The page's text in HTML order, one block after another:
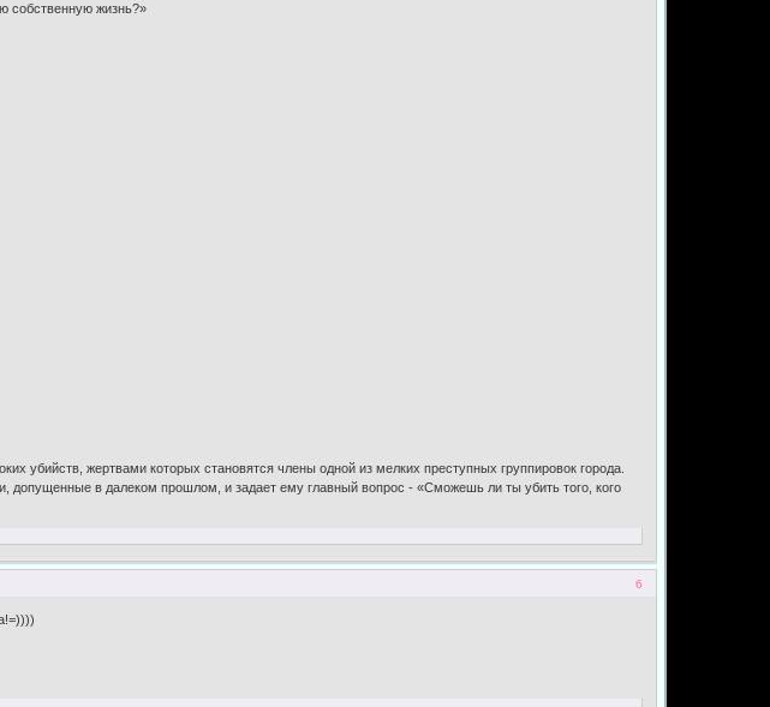
собственную жизнь?»
убийств, жертвами которых становятся члены одной из мелких преступных группировок города.
допущенные в далеком прошлом, и задает ему главный вопрос - «Сможешь ли ты убить того, кого
6